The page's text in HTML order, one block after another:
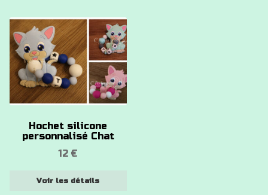
Hochet silicone
personnalisé Chat
12€
Voir les détails
Ce
produit
a
plusieurs
variations.
Les
peuvent
être